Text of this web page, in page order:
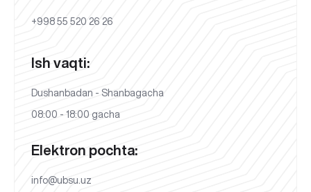
+998 55 520 26 26
Ish vaqti:
Dushanbadan - Shanbagacha
08:00 - 18:00 gacha
Elektron pochta:
info@ubsu.uz